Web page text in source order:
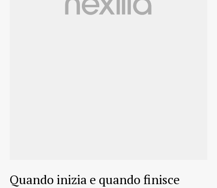
Quando inizia e quando finisce